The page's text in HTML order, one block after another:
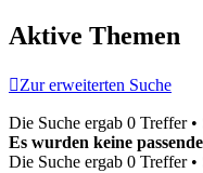
Aktive Themen
Zur erweiterten Suche
Die Suche ergab 0 Treffer •
Es wurden keine
Die Suche ergab 0 Treffer •